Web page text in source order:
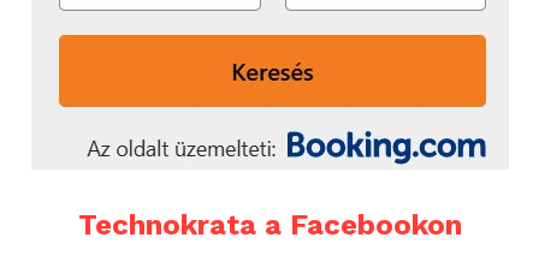
Technokrata a Facebookon